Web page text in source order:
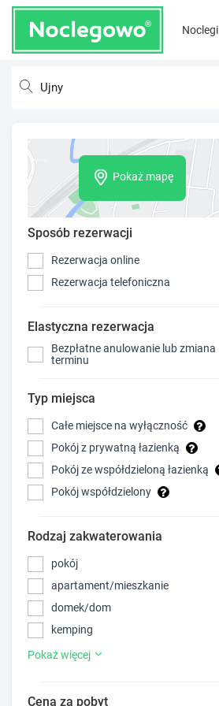
Noclegi
Pokaż mapę
Sposób rezerwacji
Rezerwacja online
Rezerwacja telefoniczna
Elastyczna rezerwacja
Bezpłatne anulowanie lub zmiana
terminu
Typ miejsca
Całe miejsce na wyłączność
Pokój z prywatną łazienką
Pokój ze współdzieloną łazienką
Pokój współdzielony
Rodzaj zakwaterowania
pokój
apartament/mieszkanie
domek/dom
kemping
Pokaż więcej
Cena za pobyt